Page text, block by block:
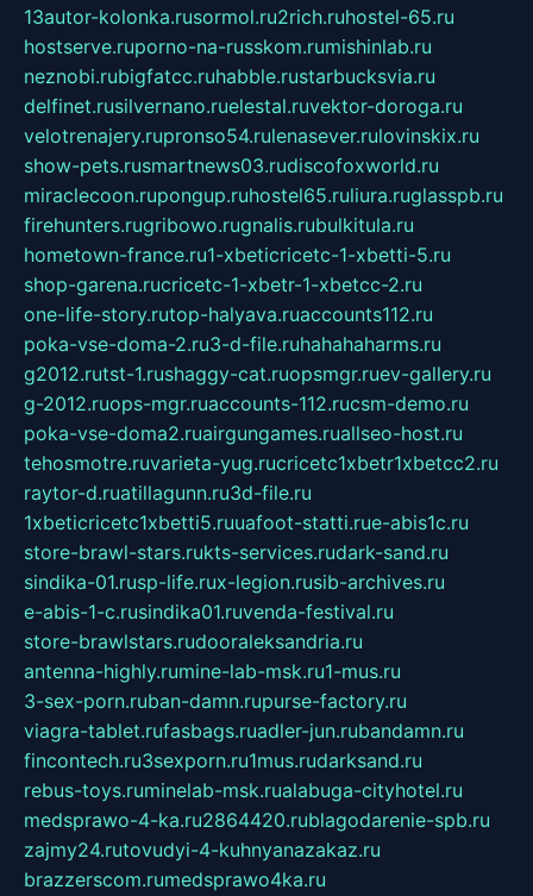
13autor-kolonka.rusormol.ru2rich.ruhostel-65.ru
hostserve.ruporno-na-russkom.rumishinlab.ru
neznobi.rubigfatcc.ruhabble.rustarbucksvia.ru
delfinet.rusilvernano.ruelestal.ruvektor-doroga.ru
velotrenajery.rupronso54.rulenasever.rulovinskix.ru
show-pets.rusmartnews03.rudiscofoxworld.ru
miraclecoon.rupongup.ruhostel65.ruliura.ruglasspb.ru
firehunters.rugribowo.rugnalis.rubulkitula.ru
hometown-france.ru1-xbeticricetc-1-xbetti-5.ru
shop-garena.rucricetc-1-xbetr-1-xbetcc-2.ru
one-life-story.rutop-halyava.ruaccounts112.ru
poka-vse-doma-2.ru3-d-file.ruhahahaharms.ru
g2012.rutst-1.rushaggy-cat.ruopsmgr.ruev-gallery.ru
g-2012.ruops-mgr.ruaccounts-112.rucsm-demo.ru
poka-vse-doma2.ruairgungames.ruallseo-host.ru
tehosmotre.ruvarieta-yug.rucricetc1xbetr1xbetcc2.ru
raytor-d.ruatillagunn.ru3d-file.ru
1xbeticricetc1xbetti5.ruuafoot-statti.rue-abis1c.ru
store-brawl-stars.rukts-services.rudark-sand.ru
sindika-01.rusp-life.rux-legion.rusib-archives.ru
e-abis-1-c.rusindika01.ruvenda-festival.ru
store-brawlstars.rudooraleksandria.ru
antenna-highly.rumine-lab-msk.ru1-mus.ru
3-sex-porn.ruban-damn.rupurse-factory.ru
viagra-tablet.rufasbags.ruadler-jun.rubandamn.ru
fincontech.ru3sexporn.ru1mus.rudarksand.ru
rebus-toys.ruminelab-msk.rualabuga-cityhotel.ru
medsprawo-4-ka.ru2864420.rublagodarenie-spb.ru
zajmy24.rutovudyi-4-kuhnyanazakaz.ru
brazzerscom.rumedsprawo4ka.ru